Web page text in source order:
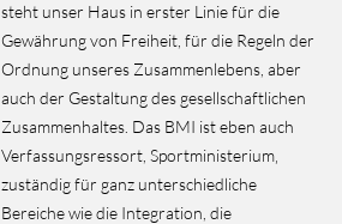
steht unser Haus in erster Linie für die
Gewährung von Freiheit, für die Regeln der
Ordnung unseres Zusammenlebens, aber
auch der Gestaltung des gesellschaftlichen
Zusammenhaltes. Das BMI ist eben auch
Verfassungsressort, Sportministerium‚
zuständig für ganz unterschiedliche
Bereiche wie die Integration, die